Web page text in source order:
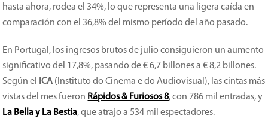
hasta ahora, rodea el 34%, lo que representa una ligera caída en
comparación con el 36,8% del mismo período del año pasado.
En Portugal, los ingresos brutos de julio consiguieron un aumento
significativo del 17,8%, pasando de € 6,7 billones a € 8,2 billones.
Según el
ICA (Instituto do Cinema e do Audiovisual), las cintas más
vistas del mes fueron Rápidos & Furiosos 8, con 786 mil entradas, y
La Bella y La Bestia, que atrajo a 534 mil espectadores.